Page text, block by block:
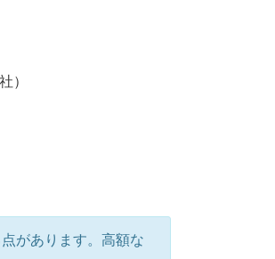
）
があります。高額な